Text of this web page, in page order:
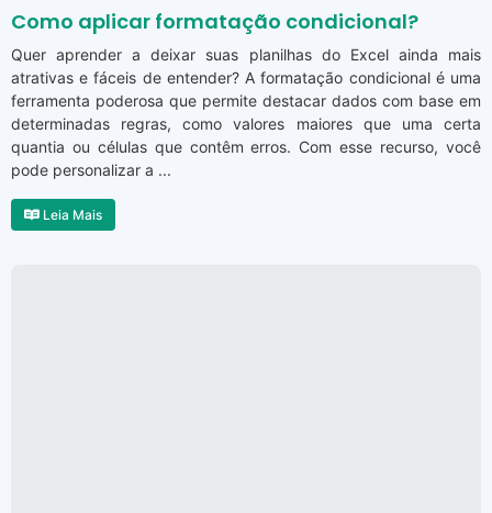
Como aplicar formatação condicional?
Quer aprender a deixar suas planilhas do Excel ainda mais
atrativas e fáceis de entender? A formatação condicional é uma
ferramenta poderosa que permite destacar dados com base em
determinadas regras, como valores maiores que uma certa
quantia ou células que contêm erros. Com esse recurso, você
pode personalizar a ...
Leia Mais